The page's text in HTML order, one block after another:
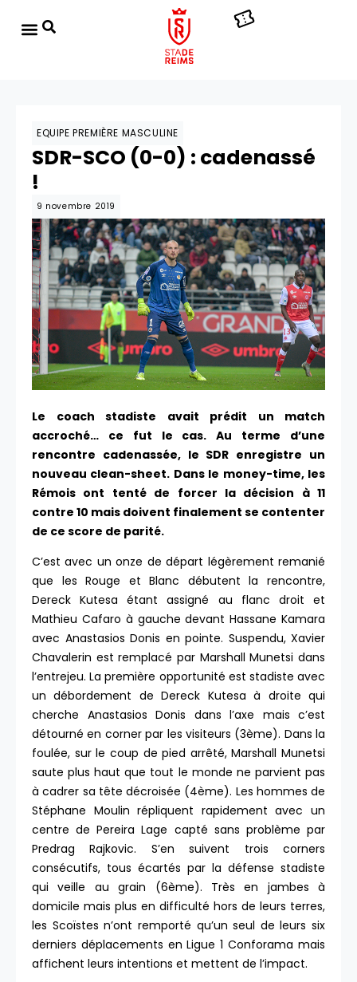
EQUIPE PREMIÈRE MASCULINE
SDR-SCO (0-0) : cadenassé
!
9 novembre 2019
Le coach stadiste avait prédit un match
accroché… ce fut le cas. Au terme d’une
rencontre cadenassée, le SDR enregistre un
nouveau clean-sheet. Dans le money-time, les
Rémois ont tenté de forcer la décision à 11
contre 10 mais doivent finalement se contenter
de ce score de parité.
C’est avec un onze de départ légèrement remanié
que les Rouge et Blanc débutent la rencontre,
Dereck Kutesa étant assigné au flanc droit et
Mathieu Cafaro à gauche devant Hassane Kamara
avec Anastasios Donis en pointe. Suspendu, Xavier
Chavalerin est remplacé par Marshall Munetsi dans
l’entrejeu. La première opportunité est stadiste avec
un débordement de Dereck Kutesa à droite qui
cherche Anastasios Donis dans l’axe mais c’est
détourné en corner par les visiteurs (3ème). Dans la
foulée, sur le coup de pied arrêté, Marshall Munetsi
saute plus haut que tout le monde ne parvient pas
à cadrer sa tête décroisée (4ème). Les hommes de
Stéphane Moulin répliquent rapidement avec un
centre de Pereira Lage capté sans problème par
Predrag Rajkovic. S’en suivent trois corners
consécutifs, tous écartés par la défense stadiste
qui veille au grain (6ème). Très en jambes à
domicile mais plus en difficulté hors de leurs terres,
les Scoïstes n’ont remporté qu’un seul de leurs six
derniers déplacements en Ligue 1 Conforama mais
affichent leurs intentions et mettent de l’impact.